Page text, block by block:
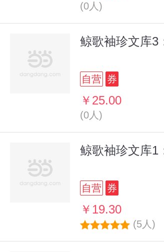
(0人)
鲸歌袖珍文库3
自营 券
￥25.00
(0人)
鲸歌袖珍文库1
自营 券
￥19.30
(5人)